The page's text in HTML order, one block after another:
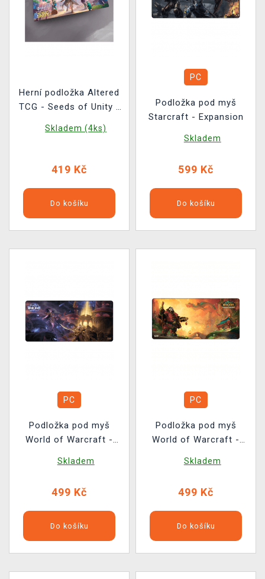
Herní podložka Altered
TCG - Seeds of Unity -
Skladem (4ks)
419 Kč
Do košíku
PC
Podložka pod myš
Starcraft - Expansion
Skladem
599 Kč
Do košíku
PC
Podložka pod myš
World of Warcraft -
Art
Skladem
499 Kč
Do košíku
PC
Podložka pod myš
World of Warcraft -
Skladem
499 Kč
Do košíku